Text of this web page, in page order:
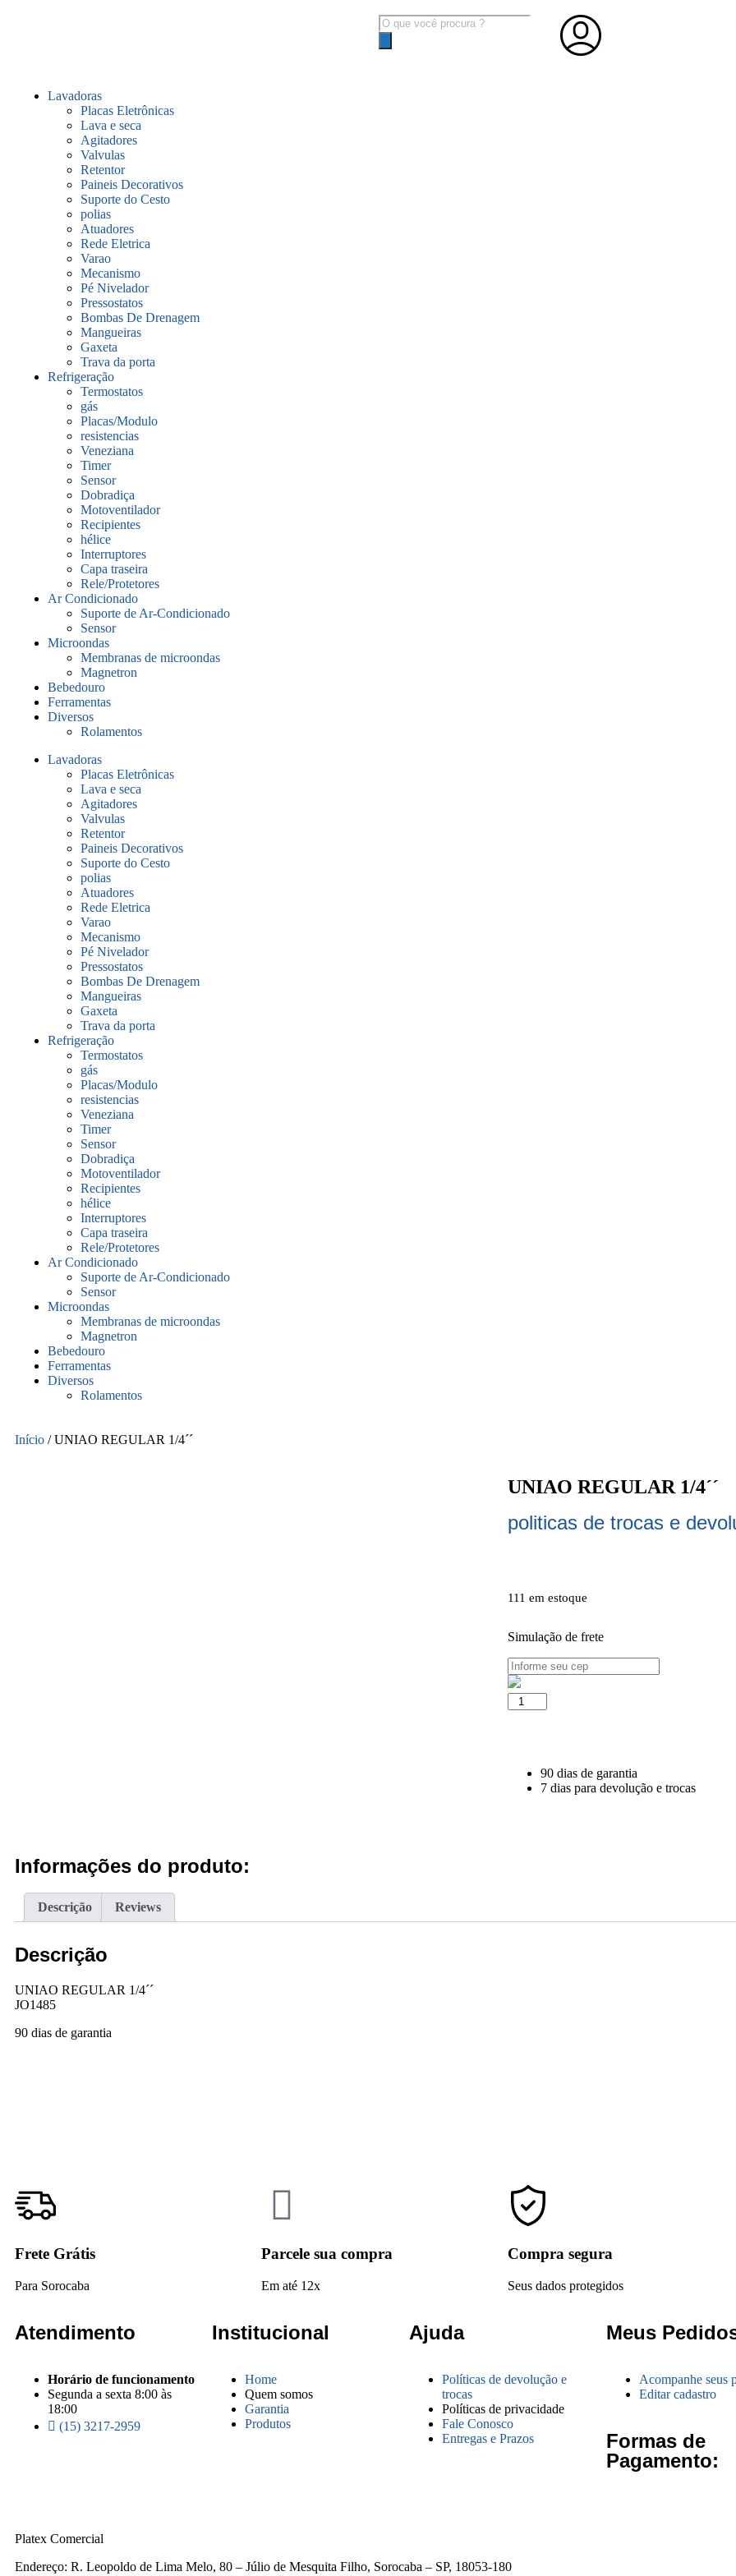
Lavadoras
Placas Eletrônicas
Lava e seca
Agitadores
Valvulas
Retentor
Paineis Decorativos
Suporte do Cesto
polias
Atuadores
Rede Eletrica
Varao
Mecanismo
Pé Nivelador
Pressostatos
Bombas De Drenagem
Mangueiras
Gaxeta
Trava da porta
Refrigeração
Termostatos
gás
Placas/Modulo
resistencias
Veneziana
Timer
Sensor
Dobradiça
Motoventilador
Recipientes
hélice
Interruptores
Capa traseira
Rele/Protetores
Ar Condicionado
Suporte de Ar-Condicionado
Sensor
Microondas
Membranas de microondas
Magnetron
Bebedouro
Ferramentas
Diversos
Rolamentos
Lavadoras
Placas Eletrônicas
Lava e seca
Agitadores
Valvulas
Retentor
Paineis Decorativos
Suporte do Cesto
polias
Atuadores
Rede Eletrica
Varao
Mecanismo
Pé Nivelador
Pressostatos
Bombas De Drenagem
Mangueiras
Gaxeta
Trava da porta
Refrigeração
Termostatos
gás
Placas/Modulo
resistencias
Veneziana
Timer
Sensor
Dobradiça
Motoventilador
Recipientes
hélice
Interruptores
Capa traseira
Rele/Protetores
Ar Condicionado
Suporte de Ar-Condicionado
Sensor
Microondas
Membranas de microondas
Magnetron
Bebedouro
Ferramentas
Diversos
Rolamentos
Início / UNIAO REGULAR 1/4´´
UNIAO REGULAR 1/4´´
politicas de trocas e
111 em estoque
Simulação de frete
90 dias de garantia
7 dias para devolução e trocas
Informações do produto:
Descrição Reviews
Descrição
UNIAO REGULAR 1/4´´
JO1485
90 dias de garantia
Frete Grátis
Para Sorocaba
Parcele sua compra
Em até 12x
Compra segura
Seus dados protegidos
Atendimento
Horário de funcionamento
Segunda a sexta 8:00 às
18:00
(15) 3217-2959
Institucional
Home
Quem somos
Garantia
Produtos
Ajuda
Políticas de devolução e
trocas
Políticas de privacidade
Fale Conosco
Entregas e Prazos
Meus
Acompanhe seus
Editar cadastro
Formas de
Pagamento:
Platex Comercial
Endereço: R. Leopoldo de Lima Melo, 80 – Júlio de Mesquita Filho, Sorocaba – SP, 18053-180